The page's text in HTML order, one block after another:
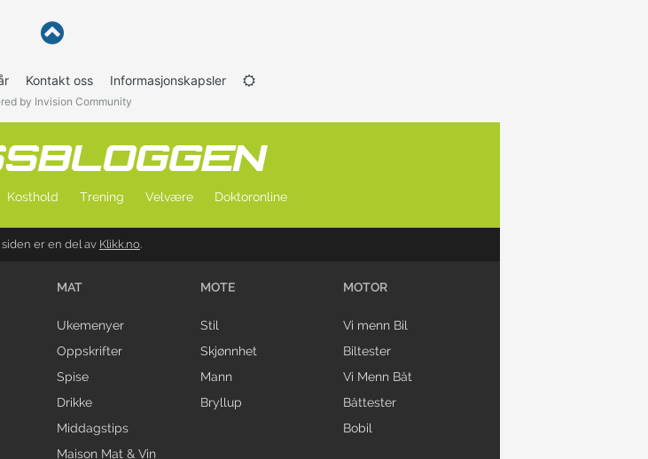
Kontakt oss Informasjonskapsler
by Invision Community
Kosthold Trening Velvære Doktoronline
er en del av Klikk.no.
MAT
Ukemenyer
Oppskrifter
Spise
Drikke
Middagstips
Maison Mat & Vin
MOTE
Stil
Skjønnhet
Mann
Bryllup
MOTOR
Vi menn Bil
Biltester
Vi Menn Båt
Båttester
Bobil